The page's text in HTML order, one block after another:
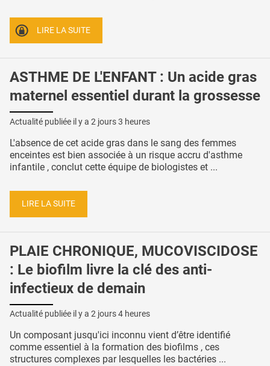
LIRE LA SUITE
ASTHME DE L'ENFANT : Un acide gras
maternel essentiel durant la grossesse
Actualité publiée il y a 2 jours 3 heures
L'absence de cet acide gras dans le sang des femmes
enceintes est bien associée à un risque accru d'asthme
infantile , conclut cette équipe de biologistes et ...
LIRE LA SUITE
PLAIE CHRONIQUE, MUCOVISCIDOSE
: Le biofilm livre la clé des anti-
infectieux de demain
Actualité publiée il y a 2 jours 4 heures
Un composant jusqu'ici inconnu vient d’être identifié
comme essentiel à la formation des biofilms , ces
structures complexes par lesquelles les bactéries ...